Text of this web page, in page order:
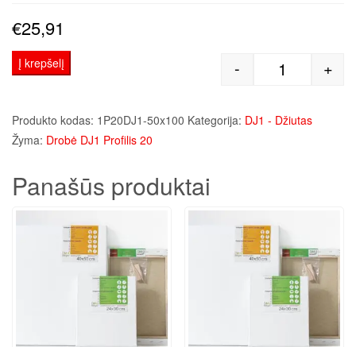
€25,91
produkto
- +
Į krepšelį
Produkto kodas: 1P20DJ1-50x100 Kategorija: DJ1 - Džiutas
Žyma: Drobė DJ1 Profilis 20
Panašūs produktai